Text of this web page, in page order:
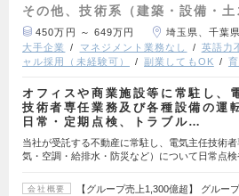
その他、技術系（建築・設備・土
450万円 ～ 649万円
埼玉県、千葉
大手企業
マネジメント業務なし 英語力
ャル採用（未経験可）
副業してもOK
オフィスや商業施設等に常駐し、
技術者専任業務及び各種設備の運
日常・定期点検、トラブル…
当社が受託する不動産に常駐し、電気主任技術
気・空調・給排水・防災など）について日常点検
会社概要
【グループ売上1,300億超】 グルー